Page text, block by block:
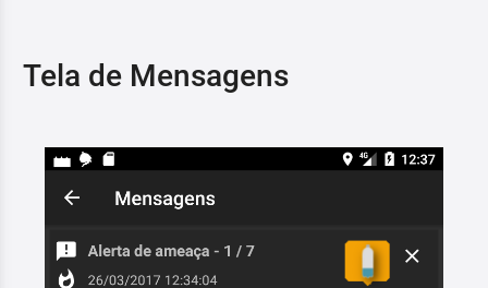
Tela de Mensagens